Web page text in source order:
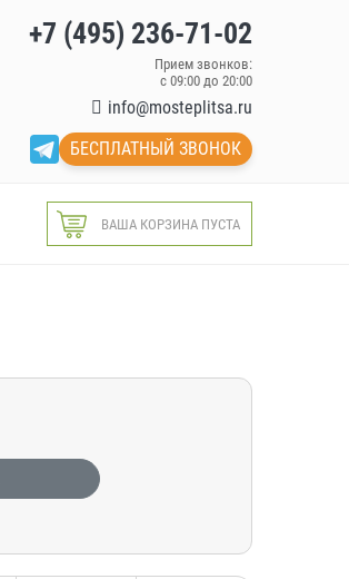
+7 (495) 236-71-02
Прием звонков:
с 09:00 до 20:00
info@mosteplitsa.ru
БЕСПЛАТНЫЙ ЗВОНОК
ВАША КОРЗИНА ПУСТА